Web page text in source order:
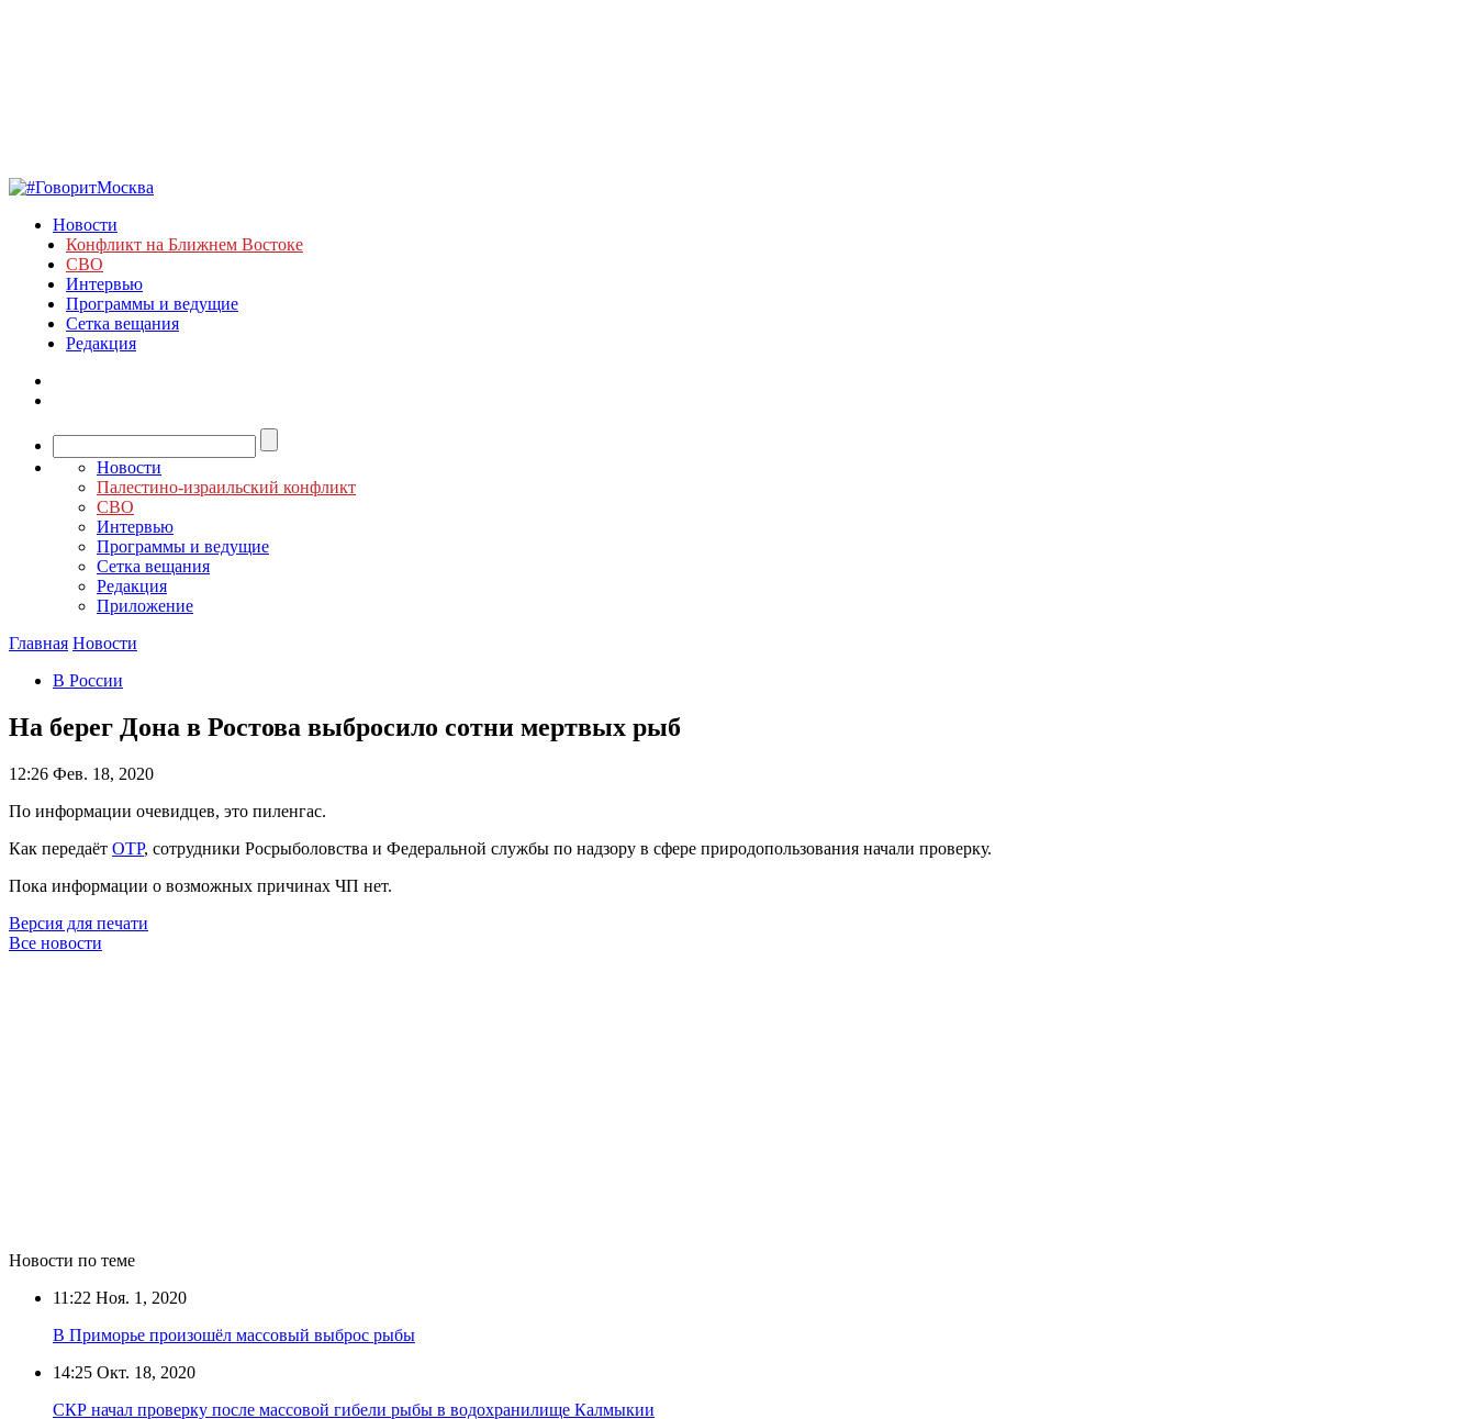
Новости
Конфликт на Ближнем Востоке
СВО
Интервью
Программы и ведущие
Сетка вещания
Редакция
Новости
Палестино-израильский конфликт
СВО
Интервью
Программы и ведущие
Сетка вещания
Редакция
Приложение
Главная Новости
В России
На берег Дона в Ростова выбросило сотни мертвых рыб
12:26 Фев. 18, 2020
По информации очевидцев, это пиленгас.
Как передаёт ОТР, сотрудники Росрыболовства и Федеральной службы по надзору в сфере природопользования начали проверку.
Пока информации о возможных причинах ЧП нет.
Версия для печати
Все новости
Новости по теме
11:22 Ноя. 1, 2020
В Приморье произошёл массовый выброс рыбы
14:25 Окт. 18, 2020
СКР начал проверку после массовой гибели рыбы в водохранилище Калмыкии